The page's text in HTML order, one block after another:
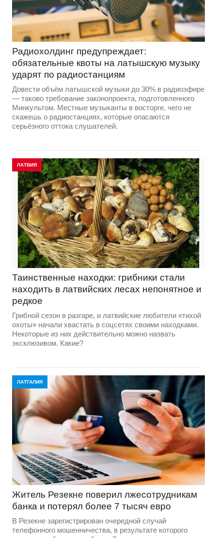
Радиохолдинг предупреждает:
обязательные квоты на латышскую музыку
ударят по радиостанциям
Довести объём латышской музыки до 30% в радиоэфире
— таково требование законопроекта, подготовленного
Минкультом. Местные музыканты в восторге, чего не
скажешь о радиостанциях, которые опасаются
серьёзного оттока слушателей.
ЛАТВИЯ
Таинственные находки: грибники стали
находить в латвийских лесах непонятное и
редкое
Грибной сезон в разгаре, и латвийские любители «тихой
охоты» начали хвастать в соцсетях своими находками.
Некоторые из них действительно можно назвать
эксклюзивом. Какие?
ЛАТГАЛИЯ
Житель Резекне поверил лжесотрудникам
банка и потерял более 7 тысяч евро
В Резекне зарегистрирован очередной случай
телефонного мошенничества, в результате которого